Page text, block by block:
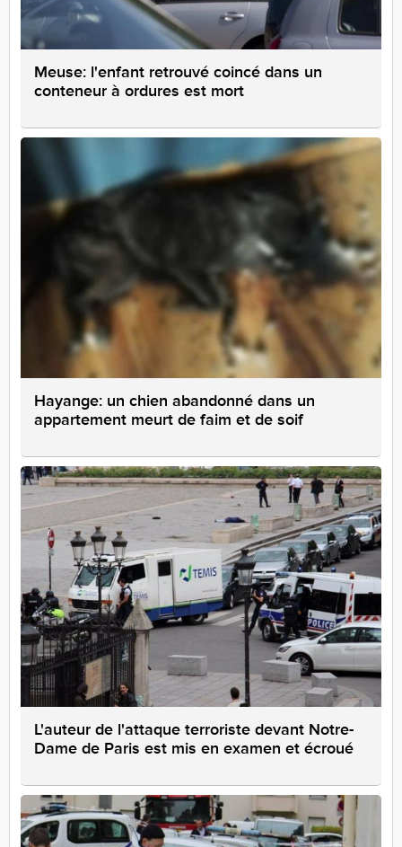
Meuse: l'enfant retrouvé coincé dans un
conteneur à ordures est mort
Hayange: un chien abandonné dans un
appartement meurt de faim et de soif
L'auteur de l'attaque terroriste devant Notre-
Dame de Paris est mis en examen et écroué